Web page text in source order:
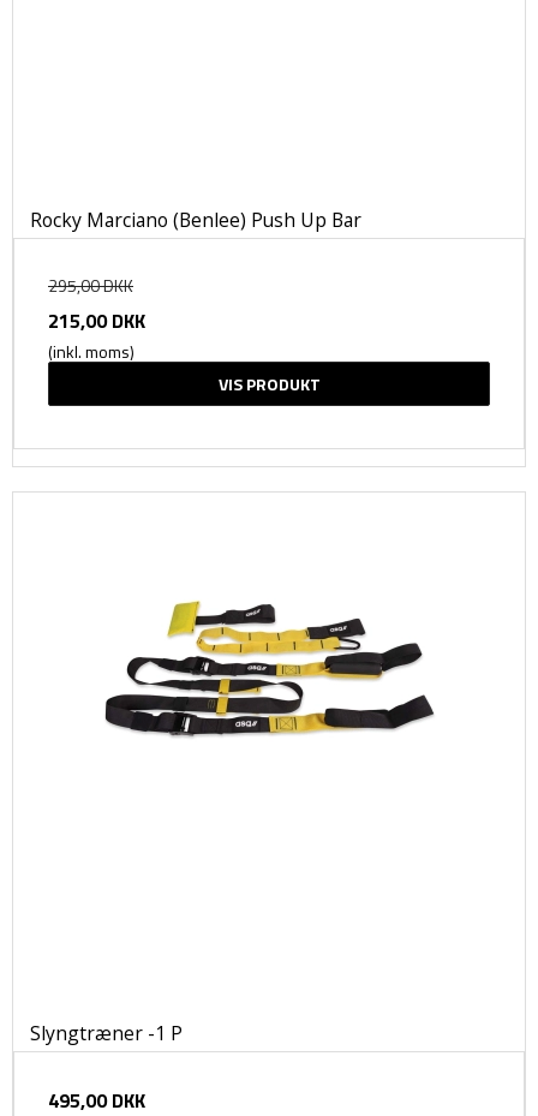
Rocky Marciano (Benlee) Push Up Bar
295,00 DKK
215,00 DKK
(inkl. moms)
VIS PRODUKT
Slyngtræner -1 P
495,00 DKK